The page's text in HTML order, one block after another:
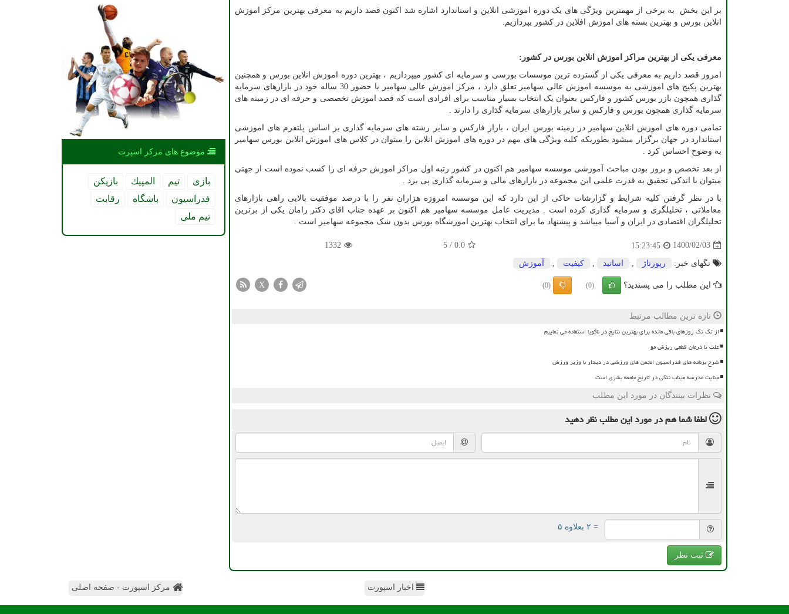
بر این بخش به برخی از مهمترین ویژگی های یک دوره اموزشی انلاین و استاندارد اشاره شد اکنون قصد داریم به معرفی بهترین مرکز اموزش
انلاین بورس و بهترین بسته های اموزش افلاین در کشور بپردازیم.
معرفی یکی از بهترین مراکز اموزش انلاین بورس در کشور:
امروز قصد داریم به معرفی یکی از گسترده ترین موسسات بورسی و سرمایه ای کشور میپردازیم ، بهترین دوره اموزش انلاین بورس و همچنین
بهترین پکیج های اموزشی به موسسه اموزش عالی سهامیر تعلق دارد ، مرکز اموزش عالی سهامیر با حضور 30 ساله خود در بازارهای سرمایه
گذاری همچون بازر بورس کشور و فارکس بعنوان یک انتخاب بسیار مناسب برای افرادی است که قصد اموزش تخصصی و حرفه ای در زمینه های
سرمایه گذاری همچون بورس و فارکس و سایر بازارهای سرمایه گذاری را دارند .
تمامی دوره های اموزش انلاین سهامیر در زمینه بورس ایران ، بازار فارکس و سایر رشته های سرمایه گذاری بر اساس پلتفرم های اموزشی
استاندارد در جهان برگزار میشود بطوریکه کلیه ویژگی های مهم در دوره های اموزش انلاین را میتوان در کلاس های اموزش انلاین بورس سهامیر
به وضوح احساس کرد .
از بعد تخصص و بروز بودن مباحث آموزشی موسسه سهامیر هم اکنون در کشور رتبه اول مراکز اموزش حرفه ای را کسب نموده است از جهتی
میتوان با اندکی تحقیق به قدرت علمی این مجموعه در بازارهای مالی و سرمایه گذاری پی برد .
با در نظر گرفتن کلیه شرایط و گزارشات حاکی از این دارد که این موسسه امروزه هزاران نفر را با درصد موفقیت بالایی راهی بازارهای
معاملاتی ، تحلیلگری و سرمایه گذاری کرده است . مدیریت عامل موسسه سهامیر هم اکنون بر عهده جناب اقای دکتر رامان یکی از برترین
تحلیلگران اقتصادی در ایران و آسیا میباشد و پیشنهاد ما برای انتخاب بهترین اموزشگاه بورس بدون شک مجموعه سهامیر است .
1400/02/03
15:23:45
0.0
/
5
1332
تگهای خبر: رپورتاژ اساتید كیفیت آموزش
این مطلب را می پسندید؟ (0)
(0)
X
تازه ترین مطالب مرتبط
از تک تک روزهای باقی مانده برای بهترین نتایج در ناگویا استفاده می نماییم
علت تا درمان قطعی ریزش مو
شرح برنامه های فدراسیون انجمن های ورزشی در دیدار با وزیر ورزش
جنایت مدرسه میناب ننگی در تاریخ جامعه بشری است
نظرات بینندگان در مورد این مطلب
لطفا شما همدر مورد این مطلبنظر دهید
= ۲ بعلاوه ۵
ثبت نظر
موضوع های مركز اسپرت
بازی تیم المپیك
بازیكن
فدراسیون
باشگاه
رقابت
تیم ملی
اخبار اسپورت مرکز اسپورت - صفحه اصلی